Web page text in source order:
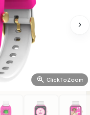
ClickToZoom